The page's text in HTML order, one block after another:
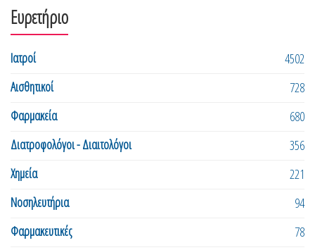
Ευρετήριο
Ιατροί
4502
Αισθητικοί
728
Φαρμακεία
680
Διατροφολόγοι - Διαιτολόγοι
356
Χημεία
221
Νοσηλευτήρια
94
Φαρμακευτικές
78